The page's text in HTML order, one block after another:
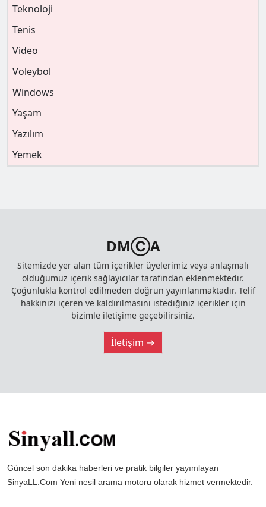
Teknoloji
Tenis
Video
Voleybol
Windows
Yaşam
Yazılım
Yemek
DMⒸA
Sitemizde yer alan tüm içerikler üyelerimiz veya anlaşmalı
olduğumuz içerik sağlayıcılar tarafından eklenmektedir.
Çoğunlukla kontrol edilmeden doğrun yayınlanmaktadır. Telif
hakkınızı içeren ve kaldırılmasını istediğiniz içerikler için
bizimle iletişime geçebilirsiniz.
İletişim →
Güncel son dakika haberleri ve pratik bilgiler yayımlayan
SinyaLL.Com Yeni nesil arama motoru olarak hizmet vermektedir.